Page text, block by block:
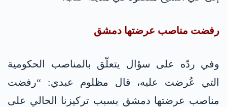
رفضت مناصب عرضتها دمشق
وفي ردّه على سؤال يتعلّق بالمناصب الحكومية
التي عُرضت عليه، قال مظلوم عبدي: “رفضت
مناصب عرضتها دمشق بسبب تركيزنا الحالي على